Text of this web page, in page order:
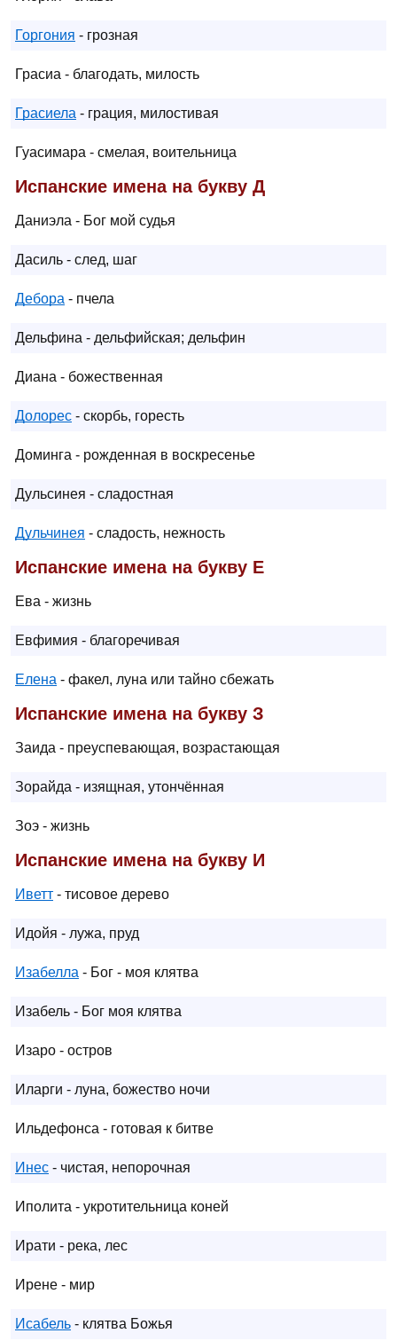
Горгония - грозная
Грасиа - благодать, милость
Грасиела - грация, милостивая
Гуасимара - смелая, воительница
Испанские имена на букву Д
Даниэла - Бог мой судья
Дасиль - след, шаг
Дебора - пчела
Дельфина - дельфийская; дельфин
Диана - божественная
Долорес - скорбь, горесть
Доминга - рожденная в воскресенье
Дульсинея - сладостная
Дульчинея - сладость, нежность
Испанские имена на букву Е
Ева - жизнь
Евфимия - благоречивая
Елена - факел, луна или тайно сбежать
Испанские имена на букву З
Заида - преуспевающая, возрастающая
Зорайда - изящная, утончённая
Зоэ - жизнь
Испанские имена на букву И
Иветт - тисовое дерево
Идойя - лужа, пруд
Изабелла - Бог - моя клятва
Изабель - Бог моя клятва
Изаро - остров
Иларги - луна, божество ночи
Ильдефонса - готовая к битве
Инес - чистая, непорочная
Иполита - укротительница коней
Ирати - река, лес
Ирене - мир
Исабель - клятва Божья